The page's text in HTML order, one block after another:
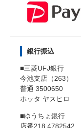
銀行振込
■三菱UFJ銀行
今池支店（263）
普通 3500650
ホッタ ヤスヒロ
■ゆうちょ銀行
店番218 4782542